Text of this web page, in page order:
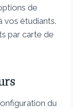
de
vos étudiants.
par carte de
du